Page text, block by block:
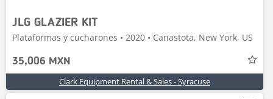
JLG GLAZIER KIT
Plataformas y cucharones • 2020 • Canastota, New York, US
35,006 MXN
Clark Equipment Rental & Sales - Syracuse